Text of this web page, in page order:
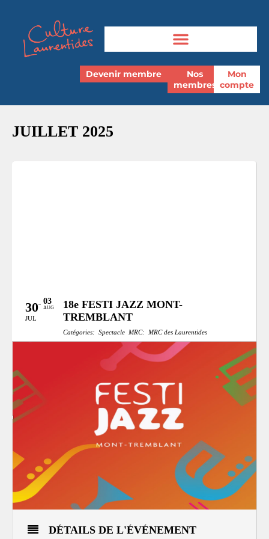
Devenir membre
Nos
membres
Mon
compte
JUILLET 2025
30
JUL
03
AUG
18e FESTI JAZZ MONT-
TREMBLANT
Catégories: Spectacle MRC: MRC des Laurentides
DÉTAILS DE L'ÉVÉNEMENT